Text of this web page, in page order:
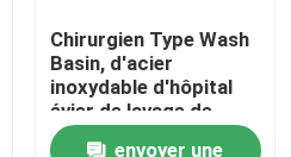
Chirurgien Type Wash
Basin, d'acier
inoxydable d'hôpital
évier de lavage de
main actionné par
envoyer une